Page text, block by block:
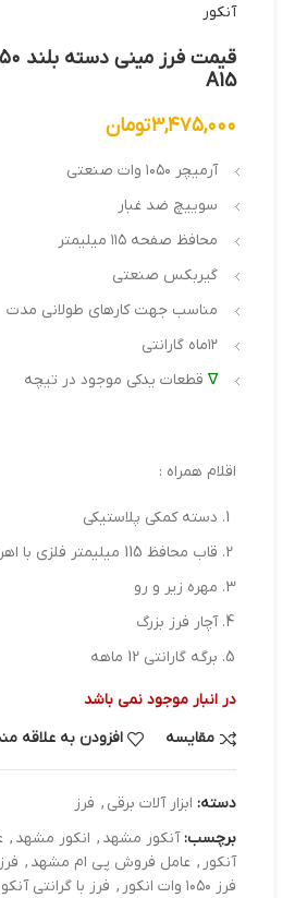
آنکور
A15
۳,۴۷۵,۰۰۰تومان
آرمیچر ۱۰۵۰ وات صنعتی
سوییچ ضد غبار
محافظ صفحه ۱۱۵ میلیمتر
گیربکس صنعتی
مناسب جهت کارهای طولانی مدت
۱۲ماه گارانتی
∇ قطعات یدکی موجود در تیچه
اقلام همراه :
دسته کمکی پلاستیکی
قاب محافظ 115 میلیمتر فلزی با اهرم قفل
مهره زیر و رو
آچار فرز بزرگ
برگه گارانتی 12 ماهه
در انبار موجود نمی باشد
مقایسه
افزودن به علاقه
دسته: ابزار آلات برقي , فرز
برچسب: آنکور مشهد , انکور مشهد ,
آنکور , عامل فروش پی ام مشهد , فرز ۱۰۵۰ وات آنکور
فرز ۱۰۵۰ وات انکور
, فرز با گرانتی